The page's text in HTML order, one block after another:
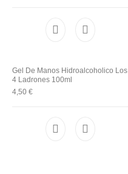
Gel De Manos Hidroalcoholico Los
4 Ladrones 100ml
4,50€